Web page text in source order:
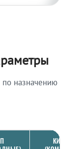
назначению
КИНН